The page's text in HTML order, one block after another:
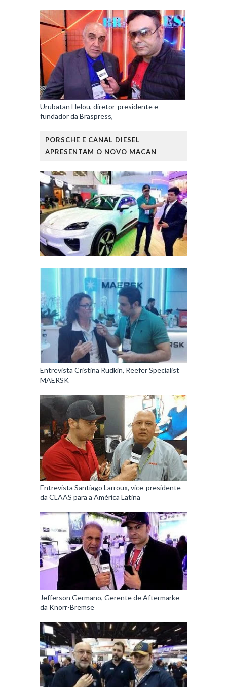
Urubatan Helou, diretor-presidente e
fundador da Braspress,
PORSCHE E CANAL DIESEL
APRESENTAM O NOVO MACAN
Entrevista Cristina Rudkin, Reefer Specialist
MAERSK
Entrevista Santiago Larroux, vice-presidente
da CLAAS para a América Latina
Jefferson Germano, Gerente de Aftermarke
da Knorr-Bremse